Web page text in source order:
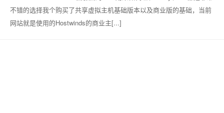
不错的选择我个购买了共享虚拟主机基础版本以及商业版的基础，当前
网站就是使用的Hostwinds的商业主[...]